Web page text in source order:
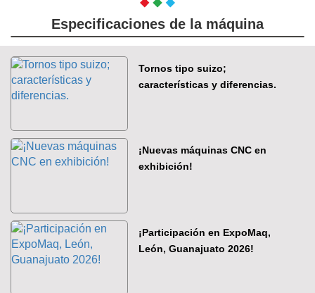
Especificaciones de la máquina
Tornos tipo suizo;
características y diferencias.
¡Nuevas máquinas CNC en
exhibición!
¡Participación en ExpoMaq,
León, Guanajuato 2026!